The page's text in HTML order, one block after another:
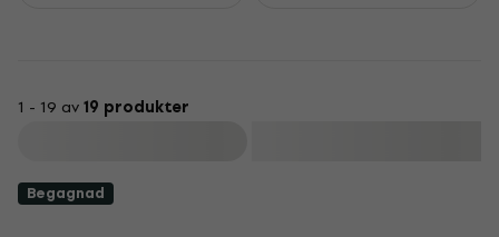
1 - 19 av19 produkter
Begagnad